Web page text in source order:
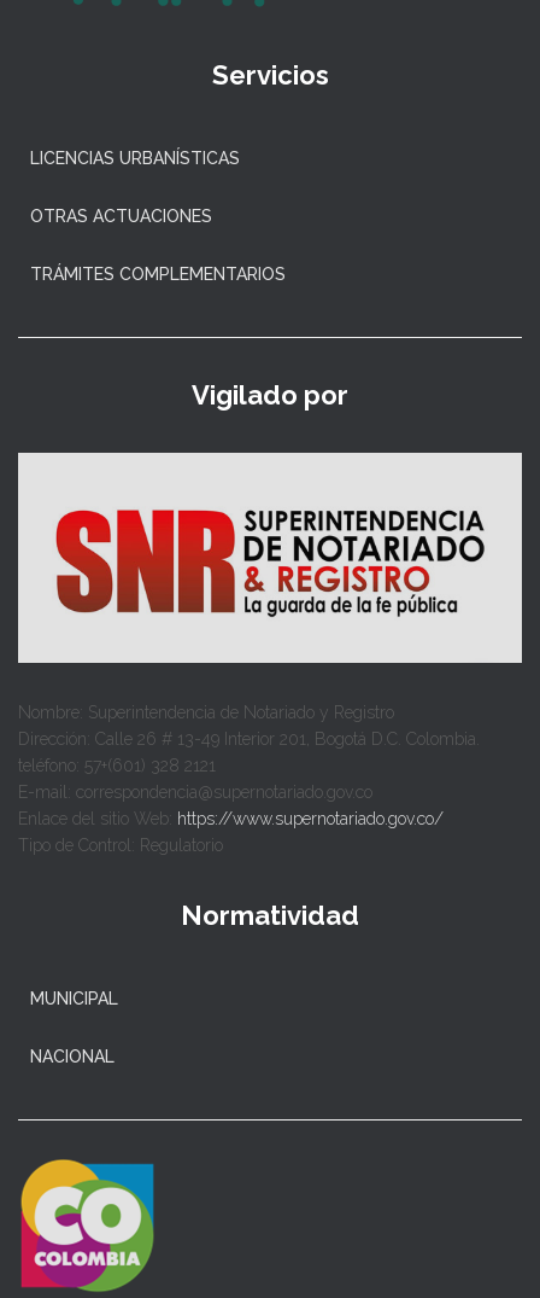
Servicios
LICENCIAS URBANÍSTICAS
OTRAS ACTUACIONES
TRÁMITES COMPLEMENTARIOS
Vigilado por
Nombre: Superintendencia de Notariado y Registro
Dirección: Calle 26 # 13-49 Interior 201, Bogotá D.C. Colombia.
teléfono: 57+(601) 328 2121
E-mail: correspondencia@supernotariado.gov.co
Enlace del sitio Web: https://www.supernotariado.gov.co/
Tipo de Control: Regulatorio
Normatividad
MUNICIPAL
NACIONAL